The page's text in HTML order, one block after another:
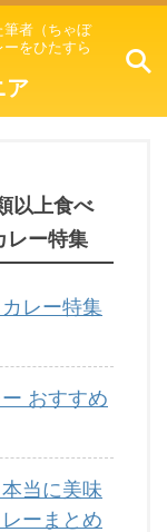
筆者（ちゃぼ
をひたすら
ア
以上食べ
レー特集
レー特集
おすすめ
当に美味
ーまとめ